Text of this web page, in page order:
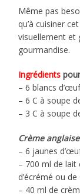
Même pas
qu’à cuisiner
visuellement et
gourmandise.
Ingrédients
– 6 blancs
– 6 C à soupe
– 3 C à soupe
Crème
– 6 jaunes
– 700 ml de lait
d’écrémé ou de
– 40 ml de